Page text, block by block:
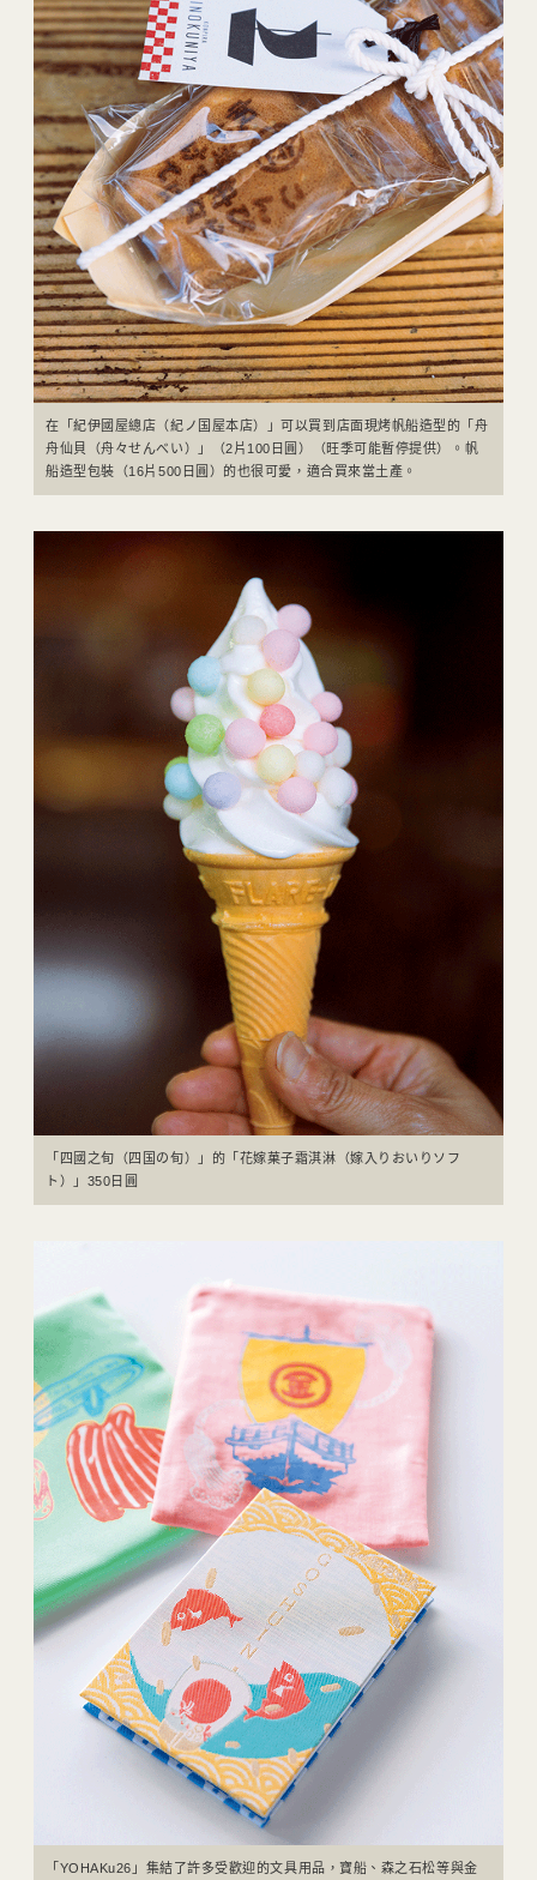
在「紀伊國屋總店（紀ノ国屋本店）」可以買到店面現烤帆船造型的「舟
舟仙貝（舟々せんべい）」（2片100日圓）（旺季可能暫停提供）。帆
船造型包裝（16片500日圓）的也很可愛，適合買來當土產。
「四國之旬（四国の旬）」的「花嫁菓子霜淇淋（嫁入りおいりソフ
ト）」350日圓
「YOHAKu26」集結了許多受歡迎的文具用品，寶船、森之石松等與金